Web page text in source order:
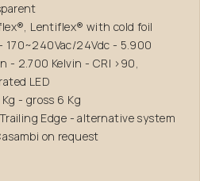
Lentiflex® with cold foil
170~240Vac/24Vdc - 5.900
- 2.700 Kelvin - CRI >90,
LED
- gross 6 Kg
Edge - alternative system
on request